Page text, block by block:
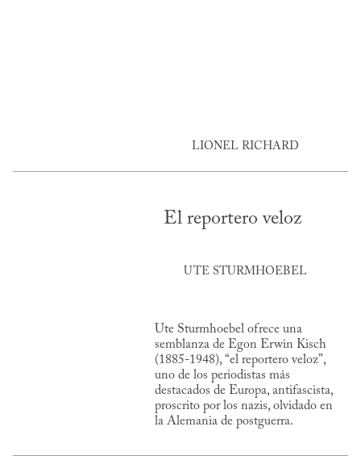
LIONEL RICHARD
El reportero veloz
UTE STURMHOEBEL
Ute Sturmhoebel ofrece una
semblanza de Egon Erwin Kisch
(1885-1948), “el reportero veloz”,
uno de los periodistas más
destacados de Europa, antifascista,
proscrito por los nazis, olvidado en
la Alemania de postguerra.